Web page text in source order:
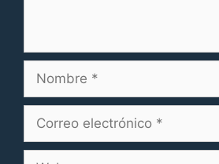
Nombre
Correo
Web